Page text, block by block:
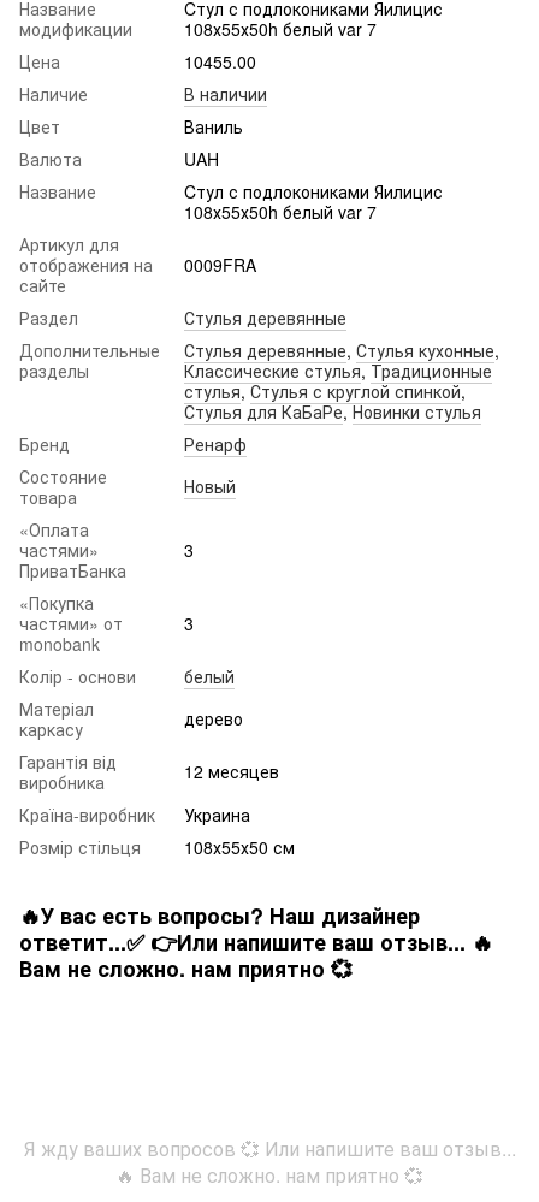
Название
модификации
Cтул с подлокониками Яилицис
108х55х50h белый var 7
Цена
10455.00
Наличие
В наличии
Цвет
Ваниль
Валюта
UAH
Название
Cтул с подлокониками Яилицис
108х55х50h белый var 7
Артикул для
отображения на
сайте
0009FRA
Раздел
Стулья деревянные
Дополнительные
разделы
Стулья деревянные, Стулья кухонные,
Классические стулья,Традиционные
стулья,Стулья с круглой спинкой,
Стулья для КаБаРе,Новинки стулья
Бренд
Ренарф
Состояние
товара
Новый
«Оплата
частями»
ПриватБанка
3
«Покупка
частями» от
monobank
3
Колір - основи
белый
Матеріал
каркасу
дерево
Гарантія від
виробника
12 месяцев
Країна-виробник
Украина
Розмір стільця
108х55х50 см
🔥У вас есть вопросы? Наш дизайнер
ответит...✅ 👉Или напишите ваш отзыв... 🔥
Вам не сложно. нам приятно 💞
Я жду ваших вопросов 💞 Или напишите ваш отзыв...
🔥 Вам не сложно. нам приятно 💞